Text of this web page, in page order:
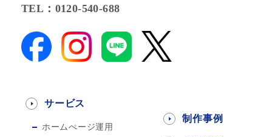
TEL：0120-540-688
サービス
ホームぺージ運用
制作事例